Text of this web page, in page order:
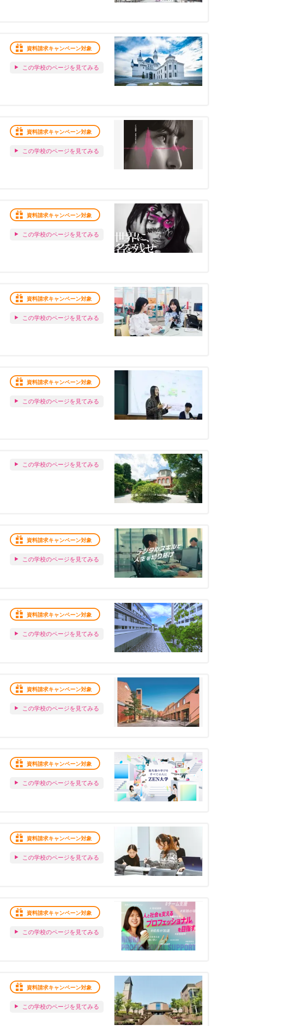
資料請求キャンペーン対象
この学校のページを見てみる
資料請求キャンペーン対象
この学校のページを見てみる
資料請求キャンペーン対象
この学校のページを見てみる
資料請求キャンペーン対象
この学校のページを見てみる
資料請求キャンペーン対象
この学校のページを見てみる
この学校のページを見てみる
資料請求キャンペーン対象
この学校のページを見てみる
資料請求キャンペーン対象
この学校のページを見てみる
資料請求キャンペーン対象
この学校のページを見てみる
資料請求キャンペーン対象
この学校のページを見てみる
資料請求キャンペーン対象
この学校のページを見てみる
資料請求キャンペーン対象
この学校のページを見てみる
資料請求キャンペーン対象
この学校のページを見てみる